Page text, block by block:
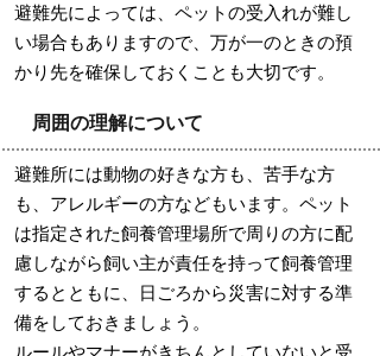
避難先によっては、ペットの受入れが難し
い場合もありますので、万が一のときの預
かり先を確保しておくことも大切です。
周囲の理解について
避難所には動物の好きな方も、苦手な方
も、アレルギーの方などもいます。ペット
は指定された飼養管理場所で周りの方に配
慮しながら飼い主が責任を持って飼養管理
するとともに、日ごろから災害に対する準
備をしておきましょう。
ルールやマナーがきちんとしていないと受